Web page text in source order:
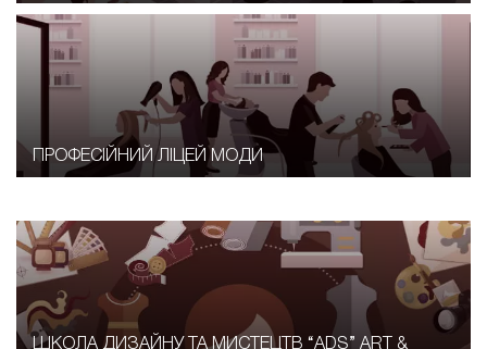
ПРОФЕСІЙНИЙ ЛІЦЕЙ МОДИ
ШКОЛА ДИЗАЙНУ ТА МИСТЕЦТВ “ADS” ART &